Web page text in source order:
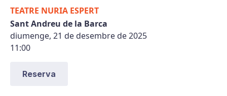
TEATRE NURIA ESPERT
Sant Andreu de la Barca
diumenge, 21 de desembre de 2025
11:00
Reserva